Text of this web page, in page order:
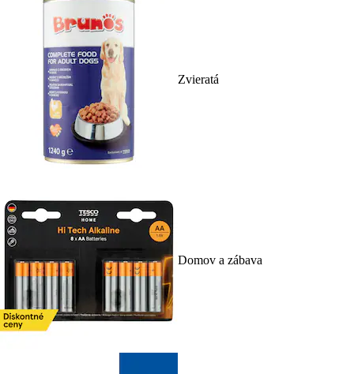
Zvieratá
Domov a zábava